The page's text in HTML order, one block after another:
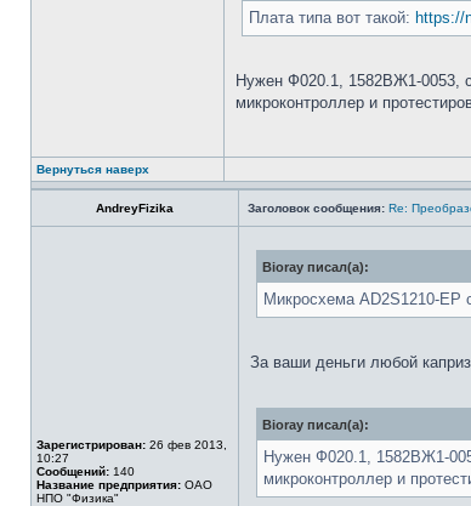
Плата типа вот такой: https://
Нужен Ф020.1, 1582ВЖ1-0053,
микроконтроллер и
Вернуться наверх
AndreyFizika Заголовок сообщения: Re:
Зарегистрирован: 26 фев 2013,
10:27
Сообщений: 140
Название предприятия: ОАО
НПО "Физика"
Bioray писал(а):
Микросхема AD2S1210-EP
За ваши деньги любой
Bioray писал(а):
Нужен Ф020.1, 1582ВЖ1-
микроконтроллер и